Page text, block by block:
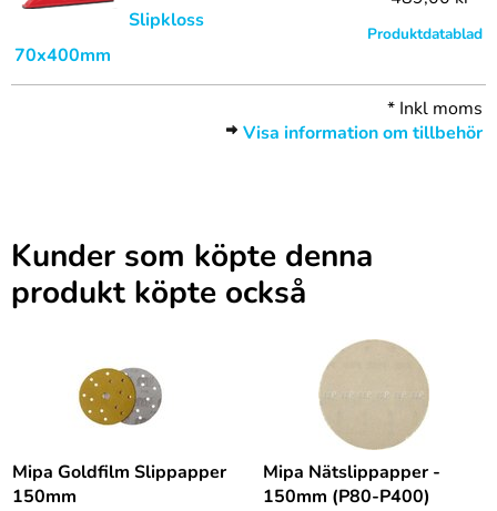
Slipkloss
70x400mm
Produktdatablad
* Inkl moms
Visa information om tillbehör
Kunder som köpte denna
produkt köpte också
Mipa Goldfilm Slippapper
150mm
Mipa Nätslippapper -
150mm (P80-P400)